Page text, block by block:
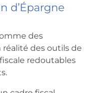
d’Épargne
des
réalité des outils de
redoutables